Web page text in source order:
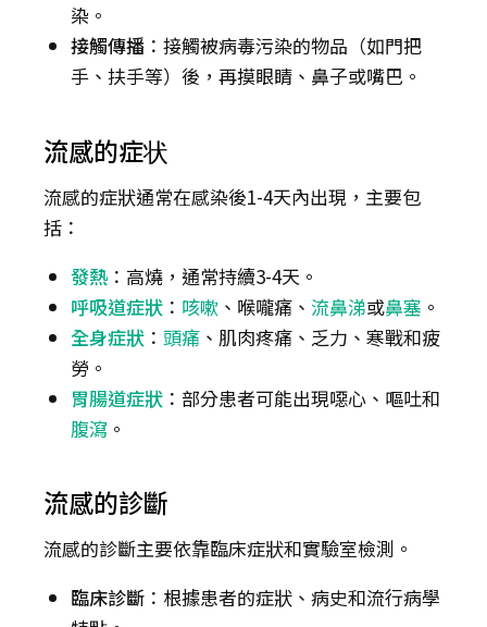
染。
接觸傳播 ：接觸被病毒污染的物品（如門把
手、扶手等）後，再摸眼睛、鼻子或嘴巴。
流感的症状
流感的症狀通常在感染後1-4天內出現，主要包
括：
發熱 ：高燒，通常持續3-4天。
呼吸道症狀 ： 咳嗽 、喉嚨痛、 流鼻涕或鼻塞 。
全身症狀 ： 頭痛 、肌肉疼痛、乏力、寒戰和疲
勞。
胃腸道症狀 ：部分患者可能出現噁心、嘔吐和
腹瀉 。
流感的診斷
流感的診斷主要依靠臨床症狀和實驗室檢測。
臨床診斷 ：根據患者的症狀、病史和流行病學